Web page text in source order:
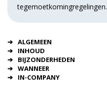
tegemoetkomingregelingen.
ALGEMEEN
INHOUD
BIJZONDERHEDEN
WANNEER
IN-COMPANY